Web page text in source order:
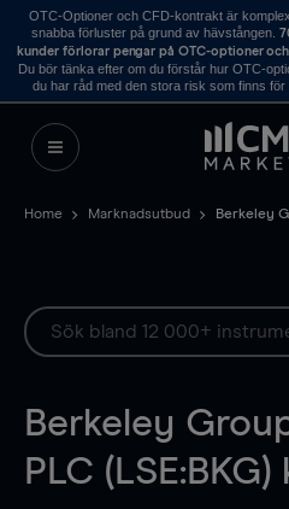
OTC-Optioner och CFD-kontrakt är
snabba förluster på grund av hävstången.
kunder förlorar pengar på OTC-optioner
Du bör tänka efter om du förstår hur OTC-
du har råd med den stora risk som finns
Home Marknadsutbud Berkeley
Berkeley
PLC (LSE:BKG)